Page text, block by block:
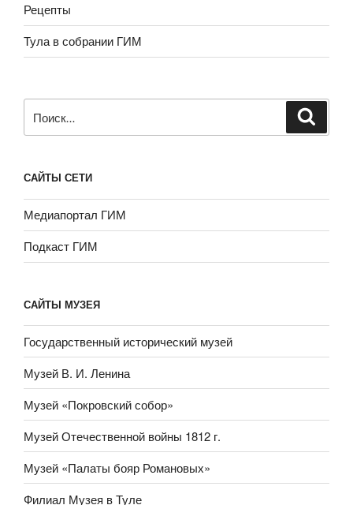
Рецепты
Тула в собрании ГИМ
САЙТЫ СЕТИ
Медиапортал ГИМ
Подкаст ГИМ
САЙТЫ МУЗЕЯ
Государственный исторический музей
Музей В. И. Ленина
Музей «Покровский собор»
Музей Отечественной войны 1812 г.
Музей «Палаты бояр Романовых»
Филиал Музея в Туле